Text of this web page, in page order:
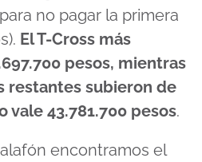
no pagar la primera
El T-Cross más
pesos, mientras
restantes subieron de
vale 43.781.700 pesos.
encontramos el